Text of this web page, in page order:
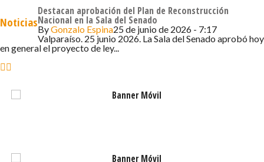
durante esta temporada, contando solo dos de las
principales empresas del rubro, circularán 921 vehículos
entre buses, minibuses y vans.
Noticias
Destacan aprobación del Plan de Reconstrucción
Nacional en la Sala del Senado
ByGonzalo Espina25 de junio de 2026 - 7:17
Valparaíso. 25 junio 2026. La Sala del Senado aprobó hoy
en general el proyecto de ley...